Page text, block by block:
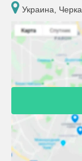
Украина,